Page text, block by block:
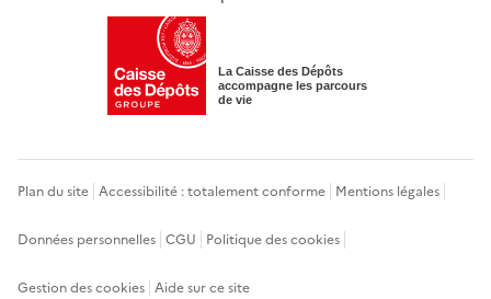
La Caisse des Dépôts
accompagne les parcours
de vie
Informations sur le site
Plan du site Accessibilité : totalement conforme Mentions légales
Données personnelles CGU Politique des cookies
Gestion des cookies Aide sur ce site